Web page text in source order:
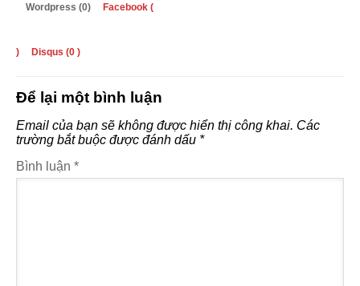
Wordpress (0) Facebook (
) Disqus (0 )
Để lại một bình luận
Email của bạn sẽ không được hiển thị công khai. Các
trường bắt buộc được đánh dấu *
Bình luận *